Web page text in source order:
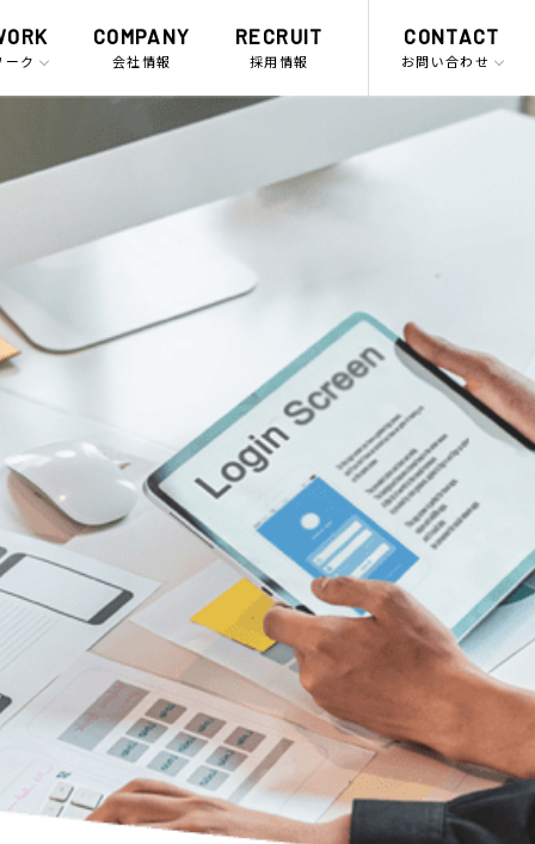
ーク
COMPANY
会社情報
RECRUIT
採用情報
CONTACT
お問い合わせ